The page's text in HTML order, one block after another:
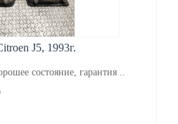
J5, 1993г.
состояние, гарантия ..